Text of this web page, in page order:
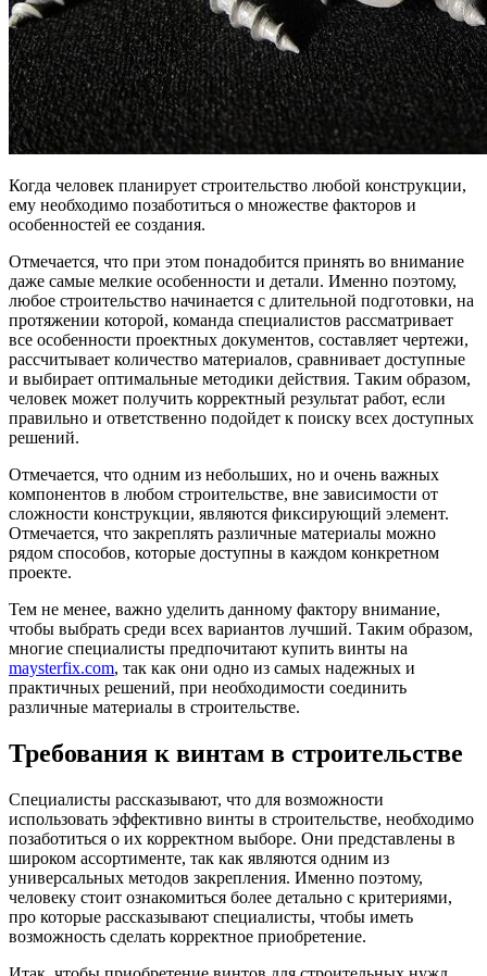
Когда человек планирует строительство любой конструкции,
ему необходимо позаботиться о множестве факторов и
особенностей ее создания.
Отмечается, что при этом понадобится принять во внимание
даже самые мелкие особенности и детали. Именно поэтому,
любое строительство начинается с длительной подготовки, на
протяжении которой, команда специалистов рассматривает
все особенности проектных документов, составляет чертежи,
рассчитывает количество материалов, сравнивает доступные
и выбирает оптимальные методики действия. Таким образом,
человек может получить корректный результат работ, если
правильно и ответственно подойдет к поиску всех доступных
решений.
Отмечается, что одним из небольших, но и очень важных
компонентов в любом строительстве, вне зависимости от
сложности конструкции, являются фиксирующий элемент.
Отмечается, что закреплять различные материалы можно
рядом способов, которые доступны в каждом конкретном
проекте.
Тем не менее, важно уделить данному фактору внимание,
чтобы выбрать среди всех вариантов лучший. Таким образом,
многие специалисты предпочитают купить винты на
maysterfix.com, так как они одно из самых надежных и
практичных решений, при необходимости соединить
различные материалы в строительстве.
Требования к винтам в строительстве
Специалисты рассказывают, что для возможности
использовать эффективно винты в строительстве, необходимо
позаботиться о их корректном выборе. Они представлены в
широком ассортименте, так как являются одним из
универсальных методов закрепления. Именно поэтому,
человеку стоит ознакомиться более детально с критериями,
про которые рассказывают специалисты, чтобы иметь
возможность сделать корректное приобретение.